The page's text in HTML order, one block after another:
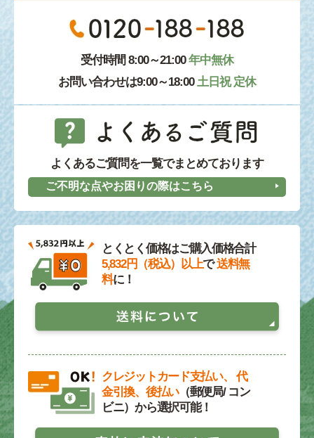
受付時間 8:00～21:00年中無休
お問い合わせは9:00～18:00 土日祝 定休
よくあるご質問を一覧でまとめております
ご不明な点やお困りの際はこちら
とくとく価格はご購入価格合計
5,832円（税込）以上で送料無
料に！
クレジットカード支払い、 代
金引換、後払い（郵便局/ コン
ビニ）から選択可能！